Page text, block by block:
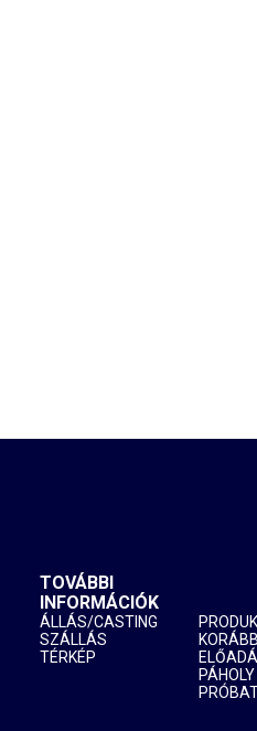
TOVÁBBI
INFORMÁCIÓK
ÁLLÁS/CASTING
SZÁLLÁS
TÉRKÉP
KORÁBBI